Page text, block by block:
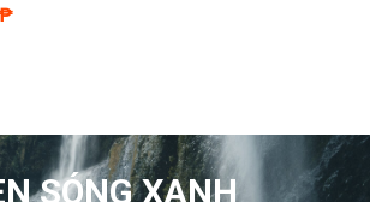
₱
SÓNG XANH